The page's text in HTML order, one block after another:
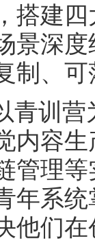
搭建
景深
制、
青训营
内容
管理
年系
他们